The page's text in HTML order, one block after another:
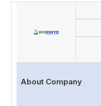
About Company